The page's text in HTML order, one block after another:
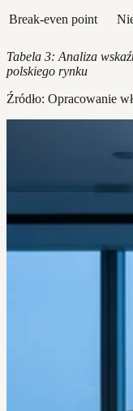
Break-even point
Tabela 3: Analiza
polskiego rynku
Źródło: Opracowanie